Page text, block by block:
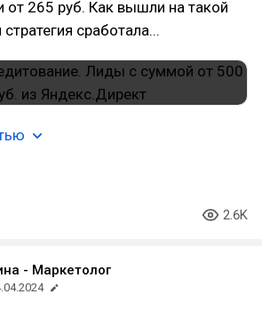
от 265 руб. Как вышли на такой
сработала...
2.6K
- Маркетолог